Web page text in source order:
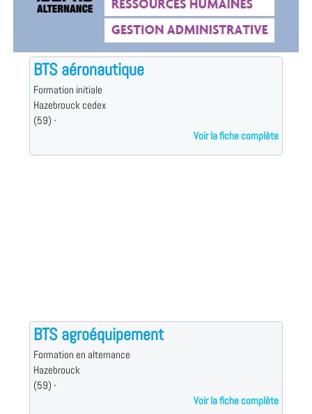
BTS aéronautique
Formation initiale
Hazebrouck cedex
(59) -
Voir la fiche complète
BTS agroéquipement
Formation en alternance
Hazebrouck
(59) -
Voir la fiche complète